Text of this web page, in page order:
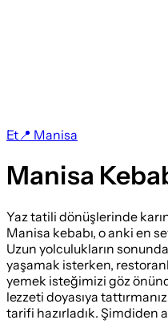
Et📍 Manisa
Manisa
Yaz tatili dönüşlerinde
Manisa kebabı, o anki en
Uzun yolculukların
yaşamak isterken,
yemek isteğimizi göz
lezzeti doyasıya
tarifi hazırladık. Şimdiden